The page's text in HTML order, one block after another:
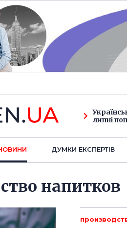
липні
ДУМКИ ЕКСПЕРТIВ
напитков